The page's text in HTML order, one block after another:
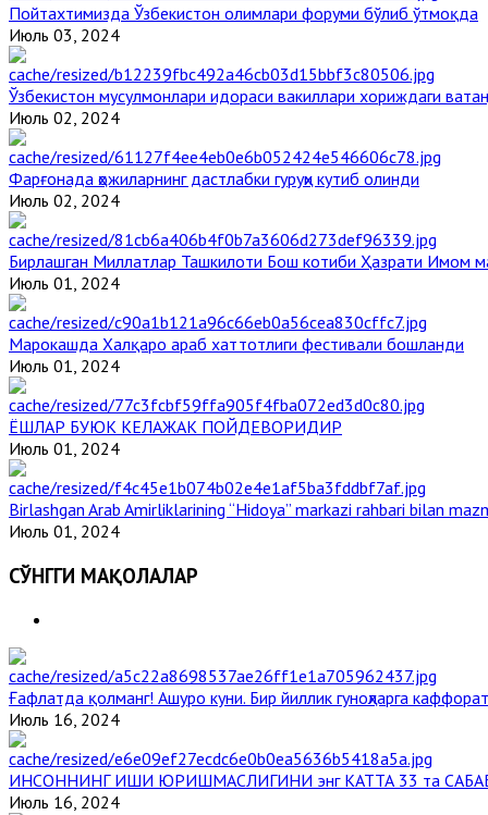
Пойтахтимизда Ўзбекистон олимлари форуми бўлиб ўтмоқда
Июль 03, 2024
Ўзбекистон мусулмонлари идораси вакиллари хориждаги
Июль 02, 2024
Фарғонада ҳожиларнинг дастлабки гуруҳи кутиб олинди
Июль 02, 2024
Бирлашган Миллатлар Ташкилоти Бош котиби Ҳазрати Имом
Июль 01, 2024
Марокашда Халқаро араб хаттотлиги фестивали бошланди
Июль 01, 2024
ЁШЛАР БУЮК КЕЛАЖАК ПОЙДЕВОРИДИР
Июль 01, 2024
Birlashgan Arab Amirliklarining “Hidoya” markazi rahbari bilan
Июль 01, 2024
СЎНГГИ МАҚОЛАЛАР
Ғафлатда қолманг! Ашуро куни. Бир йиллик гуноҳларга
Июль 16, 2024
ИНСОННИНГ ИШИ ЮРИШМАСЛИГИНИ энг КАТТА 33 та
Июль 16, 2024